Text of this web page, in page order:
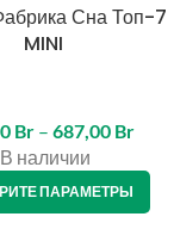
Сна Топ-7
MINI
Br – 687,00 Br
В наличии
ПАРАМЕТРЫ